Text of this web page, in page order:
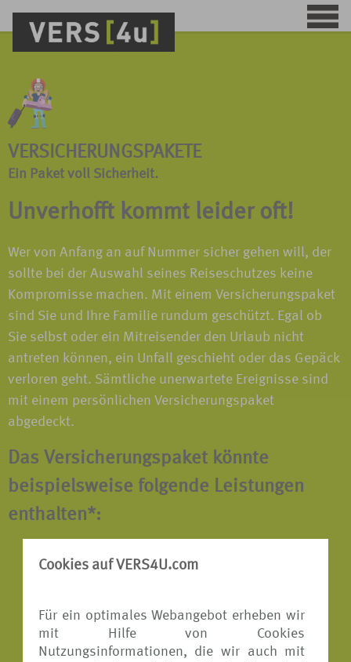
Cookies auf VERS4U.com
Für ein optimales Webangebot erheben wir
mit Hilfe von Cookies
Nutzungsinformationen, die wir auch mit
VERSICHERUNGSPAKETE
Ein Paket voll Sicherheit.
Unverhofft kommt leider oft!
Wer von Anfang an auf Nummer sicher gehen will, der
sollte bei der Auswahl seines Reiseschutzes keine
Kompromisse machen. Mit einem Versicherungspaket
sind Sie und Ihre Familie rundum geschützt. Egal ob
Sie selbst oder ein Mitreisender den Urlaub nicht
antreten können, ein Unfall geschieht oder das Gepäck
verloren geht. Sämtliche unerwartete Ereignisse sind
mit einem persönlichen Versicherungspaket
abgedeckt.
Das Versicherungspaket könnte
beispielsweise folgende Leistungen
enthalten*:
Reisekranken-Versicherung
Reisegepäck-Versicherung